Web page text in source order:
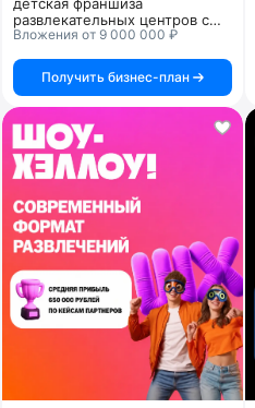
развлекательных центров с
дрифт-картингом
Вложения от 9 000 000 ₽
Получить бизнес-план